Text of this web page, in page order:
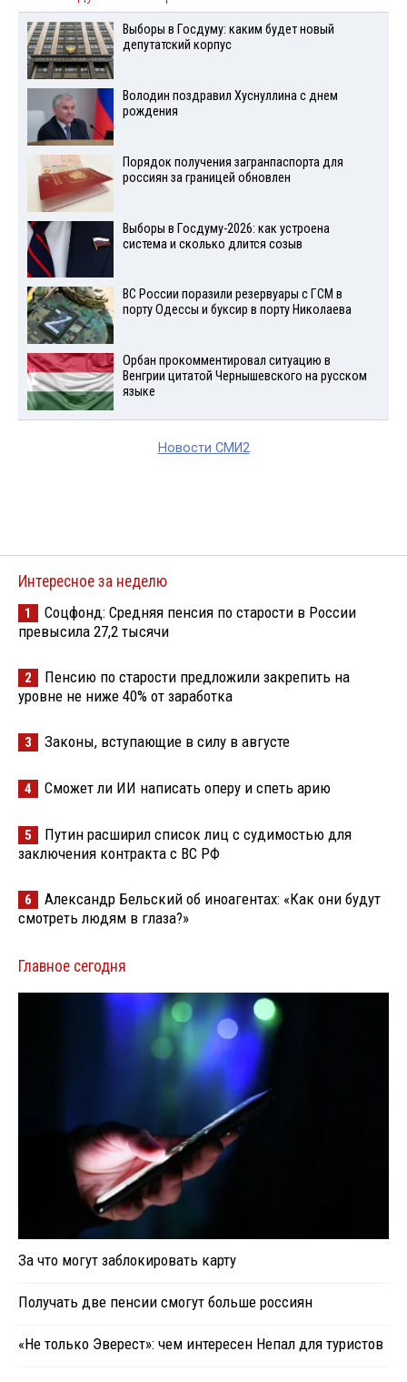
Выборы в Госдуму: каким будет новый
депутатский корпус
Володин поздравил Хуснуллина с днем
рождения
Порядок получения загранпаспорта для
россиян за границей обновлен
Выборы в Госдуму-2026: как устроена
система и сколько длится созыв
ВС России поразили резервуары с ГСМ в
порту Одессы и буксир в порту Николаева
Орбан прокомментировал ситуацию в
Венгрии цитатой Чернышевского на русском
языке
Новости СМИ2
Интересное за неделю
1
Соцфонд: Средняя пенсия по старости в России
превысила 27,2 тысячи
2
Пенсию по старости предложили закрепить на
уровне не ниже 40% от заработка
3 Законы, вступающие в силу в августе
4 Сможет ли ИИ написать оперу и спеть арию
5
Путин расширил список лиц с судимостью для
заключения контракта с ВС РФ
6
Александр Бельский об иноагентах: «Как они будут
смотреть людям в глаза?»
Главное сегодня
За что могут заблокировать карту
Получать две пенсии смогут больше россиян
«Не только Эверест»: чем интересен Непал для туристов